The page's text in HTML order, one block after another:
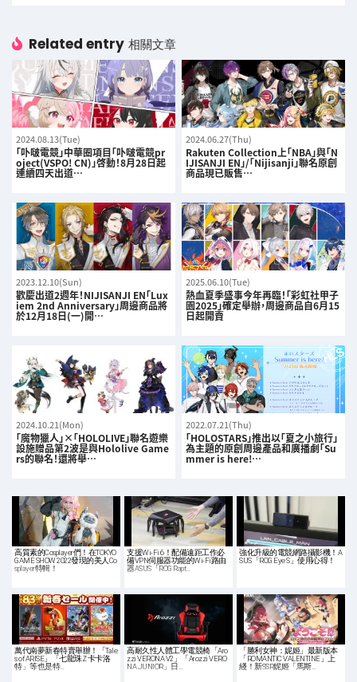
Related entry 相關文章
2024.08.13(Tue)
「卟啵電競」中華圈項目「卟啵電競pr
oject(VSPO! CN)」啓動！8月28日起
連續四天出道…
2024.06.27(Thu)
Rakuten Collection上「NBA」與「N
IJISANJI EN」/「Nijisanji」聯名原創
商品現已販售…
2023.12.10(Sun)
歡慶出道2週年！NIJISANJI EN「Lux
iem 2nd Anniversary」周邊商品將
於12月18日(一)開…
2025.06.10(Tue)
熱血夏季盛事今年再臨！「彩虹社甲子
園2025」確定舉辦，周邊商品自6月15
日起開賣
2024.10.21(Mon)
「魔物獵人」×「HOLOLIVE」聯名遊樂
設施贈品第2波是與Hololive Game
rs的聯名！還將舉…
2022.07.21(Thu)
「HOLOSTARS」推出以「夏之小旅行」
為主題的原創周邊產品和廣播劇「Su
mmer is here!…
高質素的Cosplayer們！在TOKYO
GAME SHOW 2022發現的美人Co
splayer特輯！
支援Wi-Fi 6！配備遠距工作必
備VPN伺服器功能的Wi-Fi路由
器ASUS「ROG Rapt…
強化升級的電競網路攝影機！A
SUS「ROG Eye S」使用心得！
萬代南夢新春特賣舉辦！「Tale
s of ARISE」「七龍珠Z 卡卡洛
特」等也是特…
高耐久性人體工學電競椅「Aro
zzi VERONA V2」「Arozzi VERO
NA JUNIOR」日…
「勝利女神：妮姬」最新版本
「ROMANTIC VALENTINE」上
綫！新SSR妮姬「馬斯…